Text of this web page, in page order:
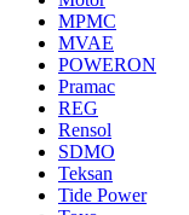
MPMC
MVAE
POWERON
Pramac
REG
Rensol
SDMO
Teksan
Tide Power